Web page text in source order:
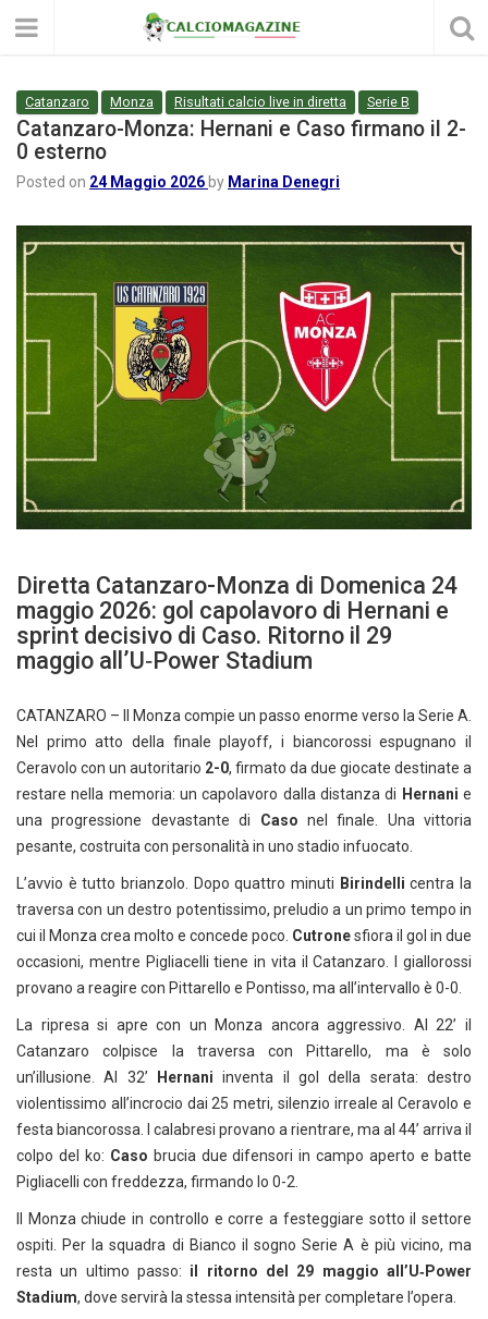
Catanzaro Monza Risultati calcio live in diretta Serie B
Catanzaro-Monza: Hernani e Caso firmano il 2-
0 esterno
Posted on 24 Maggio 2026 by Marina Denegri
Diretta Catanzaro-Monza di Domenica 24
maggio 2026: gol capolavoro di Hernani e
sprint decisivo di Caso. Ritorno il 29
maggio all’U‑Power Stadium
CATANZARO – Il Monza compie un passo enorme verso la Serie A.
Nel primo atto della finale playoff, i biancorossi espugnano il
Ceravolo con un autoritario 2-0, firmato da due giocate destinate a
restare nella memoria: un capolavoro dalla distanza di Hernani e
una progressione devastante di Caso nel finale. Una vittoria
pesante, costruita con personalità in uno stadio infuocato.
L’avvio è tutto brianzolo. Dopo quattro minuti Birindelli centra la
traversa con un destro potentissimo, preludio a un primo tempo in
cui il Monza crea molto e concede poco. Cutronesfiora il gol in due
occasioni, mentre Pigliacelli tiene in vita il Catanzaro. I giallorossi
provano a reagire con Pittarello e Pontisso, ma all’intervallo è 0-0.
La ripresa si apre con un Monza ancora aggressivo. Al 22’ il
Catanzaro colpisce la traversa con Pittarello, ma è solo
un’illusione. Al 32’
Hernani inventa il gol della serata: destro
violentissimo all’incrocio dai 25 metri, silenzio irreale al Ceravolo e
festa biancorossa. I calabresi provano a rientrare, ma al 44’ arriva il
colpo del ko: Caso brucia due difensori in campo aperto e batte
Pigliacelli con freddezza, firmando lo 0-2.
Il Monza chiude in controllo e corre a festeggiare sotto il settore
ospiti. Per la squadra di Bianco il sogno Serie A è più vicino, ma
resta un ultimo passo: il ritorno del 29 maggio all’U‑Power
Stadium, dove servirà la stessa intensità per completare l’opera.